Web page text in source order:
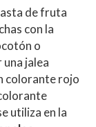
de fruta
con la
o
jalea
colorante rojo
utiliza en la